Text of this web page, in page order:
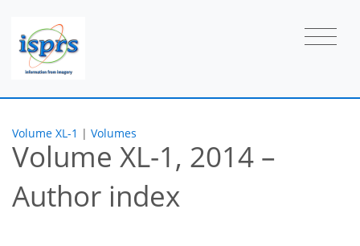
Volume XL-1 | Volumes
Volume XL-1, 2014 –
Author index